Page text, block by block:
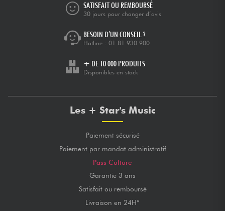
SATISFAIT OU REMBOURSÉ
30 jours pour changer d’avis
BESOIN D’UN CONSEIL ?
Hotline : 01 81 930 900
+ DE 10 000 PRODUITS
Disponibles en stock
Les + Star's Music
Paiement sécurisé
Paiement par mandat administratif
Pass Culture
Garantie 3 ans
Satisfait ou remboursé
Livraison en 24H*